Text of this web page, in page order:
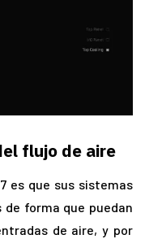
flujo de aire
es que sus sistemas
forma que puedan
de aire, y por